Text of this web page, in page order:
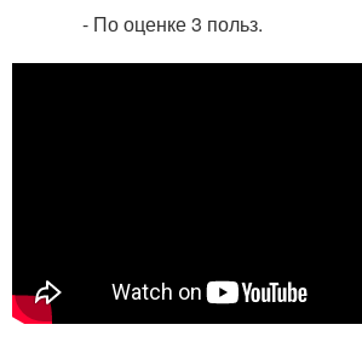
- По оценке 3 польз.